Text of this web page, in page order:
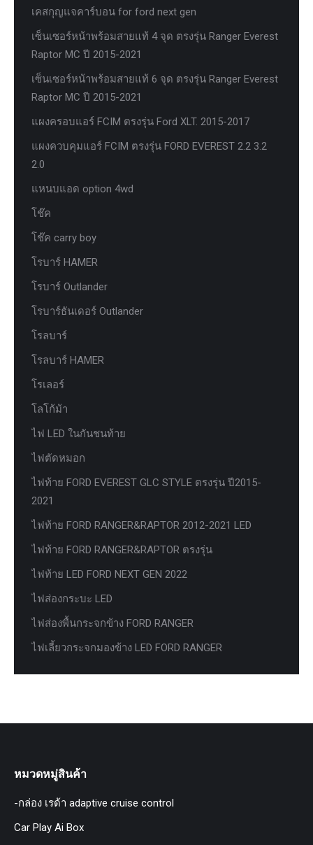
เคสกุญแจคาร์บอน for ford next gen
เซ็นเซอร์หน้าพร้อมสายแท้ 4 จุด ตรงรุ่น Ranger Everest
Raptor MC ปี 2015-2021
เซ็นเซอร์หน้าพร้อมสายแท้ 6 จุด ตรงรุ่น Ranger Everest
Raptor MC ปี 2015-2021
แผงครอบแอร์ FCIM ตรงรุ่น Ford XLT. 2015-2017
แผงควบคุมแอร์ FCIM ตรงรุ่น FORD EVEREST 2.2 3.2
2.0
แหนบแอด option 4wd
โช๊ค
โช๊ค carry boy
โรบาร์ HAMER
โรบาร์ Outlander
โรบาร์ธันเดอร์ Outlander
โรลบาร์
โรลบาร์ HAMER
โรเลอร์
โลโก้ม้า
ไฟ LED ในกันชนท้าย
ไฟตัดหมอก
ไฟท้าย FORD EVEREST GLC STYLE ตรงรุ่น ปี2015-
2021
ไฟท้าย FORD RANGER&RAPTOR 2012-2021 LED
ไฟท้าย FORD RANGER&RAPTOR ตรงรุ่น
ไฟท้าย LED FORD NEXT GEN 2022
ไฟส่องกระบะ LED
ไฟส่องพื้นกระจกข้าง FORD RANGER
ไฟเลี้ยวกระจกมองข้าง LED FORD RANGER
หมวดหมู่สินค้า
-กล่อง เรด้า adaptive cruise control
Car Play Ai Box